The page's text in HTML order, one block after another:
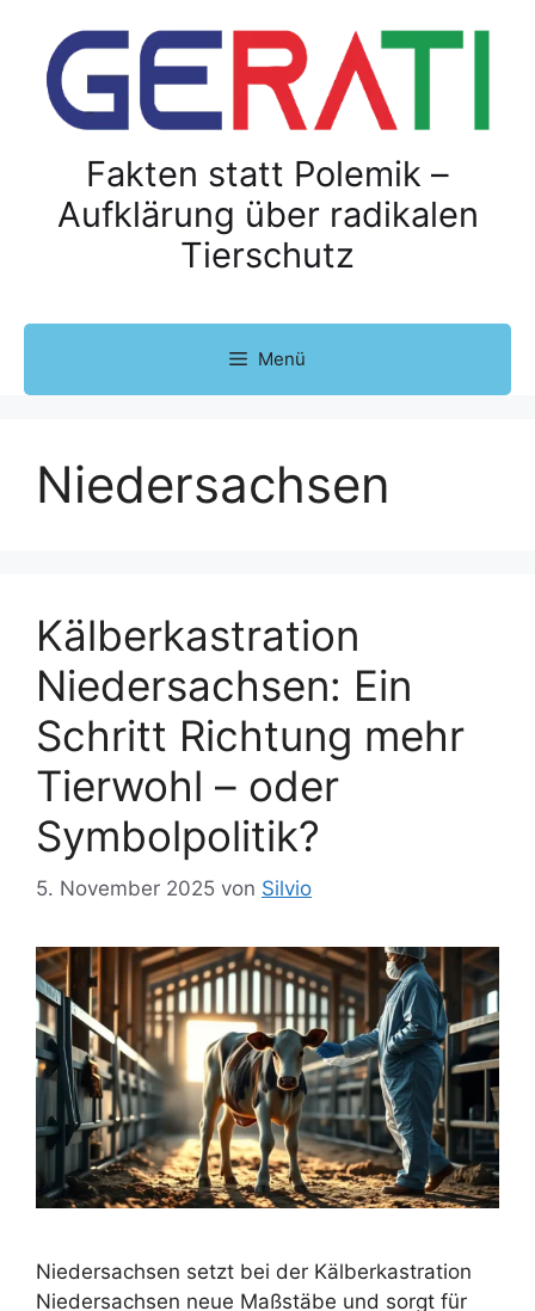
Fakten statt Polemik –
Aufklärung über radikalen
Tierschutz
Menü
Niedersachsen
Kälberkastration
Niedersachsen: Ein
Schritt Richtung mehr
Tierwohl – oder
Symbolpolitik?
5. November 2025 von Silvio
Niedersachsen setzt bei der Kälberkastration
Niedersachsen neue Maßstäbe und sorgt für